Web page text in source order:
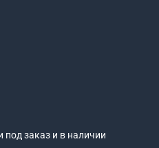
под заказ и в наличии